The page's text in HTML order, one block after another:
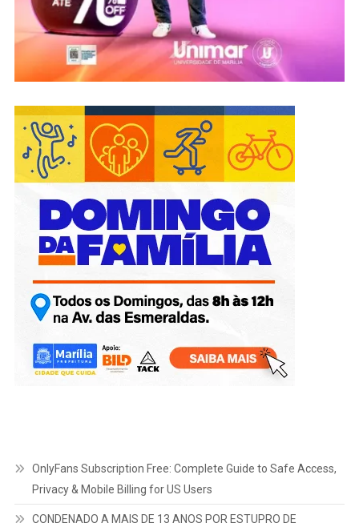
OnlyFans Subscription Free: Complete Guide to Safe Access,
Privacy & Mobile Billing for US Users
CONDENADO A MAIS DE 13 ANOS POR ESTUPRO DE